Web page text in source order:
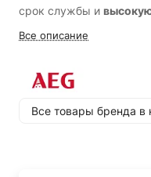
срок службы и
Оборудована клавишей
основная рукоятка
комфорту, а также
Длинный кабель (4
Все описание
Все товары бренда в